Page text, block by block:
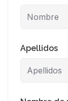
Apellidos